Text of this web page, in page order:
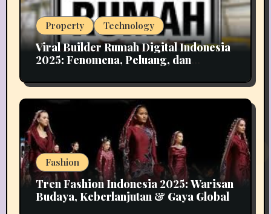
Property Technology
Viral Builder Rumah Digital Indonesia
2025: Fenomena, Peluang, dan
Fashion
Tren Fashion Indonesia 2025: Warisan
Budaya, Keberlanjutan & Gaya Global